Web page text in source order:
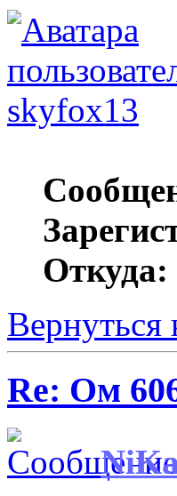
skyfox13
Откуда:
Вернуться
Re: Ом